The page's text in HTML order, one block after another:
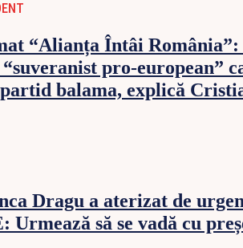
“Alianța Întâi
pro-european”
balama, explică
Dragu a aterizat de
Urmează să se vadă cu